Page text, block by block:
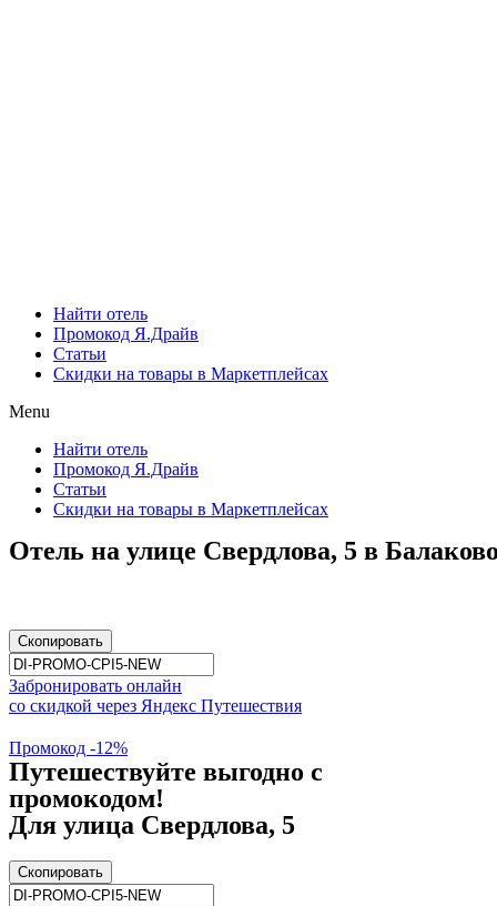
Найти отель
Промокод Я.Драйв
Статьи
Скидки на товары в Маркетплейсах
Menu
Найти отель
Промокод Я.Драйв
Статьи
Скидки на товары в Маркетплейсах
Отель на улице Свердлова, 5 в
Скопировать
Забронировать онлайн
со скидкой через Яндекс Путешествия
Промокод -12%
Путешествуйте выгодно с
промокодом!
Для улица Свердлова, 5
Скопировать